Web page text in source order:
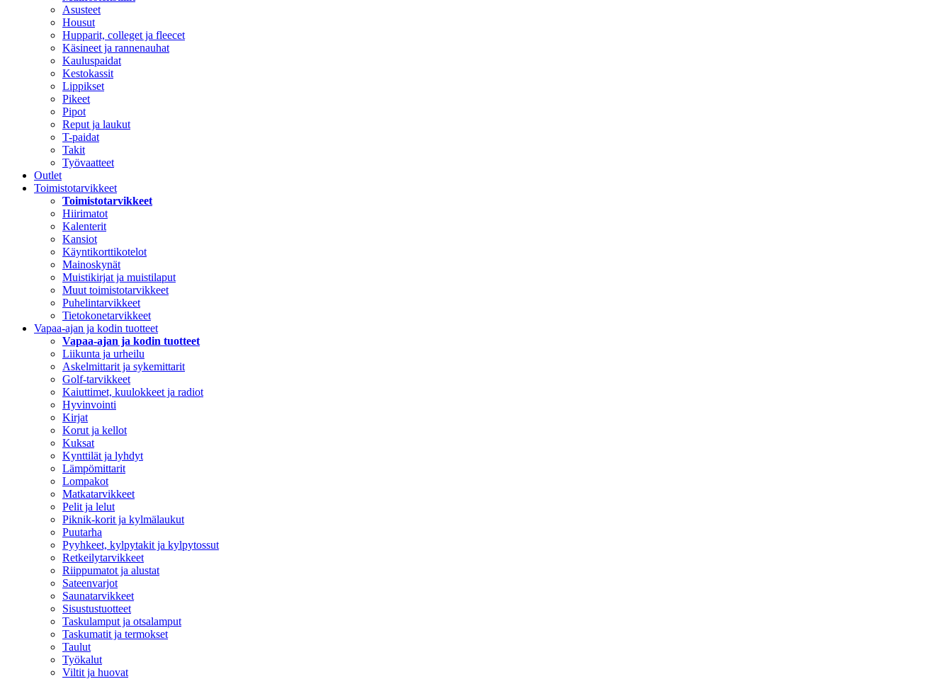
Asusteet
Housut
Hupparit, colleget ja fleecet
Käsineet ja rannenauhat
Kauluspaidat
Kestokassit
Lippikset
Pikeet
Pipot
Reput ja laukut
T-paidat
Takit
Työvaatteet
Outlet
Toimistotarvikkeet
Toimistotarvikkeet
Hiirimatot
Kalenterit
Kansiot
Käyntikorttikotelot
Mainoskynät
Muistikirjat ja muistilaput
Muut toimistotarvikkeet
Puhelintarvikkeet
Tietokonetarvikkeet
Vapaa-ajan ja kodin tuotteet
Vapaa-ajan ja kodin tuotteet
Liikunta ja urheilu
Askelmittarit ja sykemittarit
Golf-tarvikkeet
Kaiuttimet, kuulokkeet ja radiot
Hyvinvointi
Kirjat
Korut ja kellot
Kuksat
Kynttilät ja lyhdyt
Lämpömittarit
Lompakot
Matkatarvikkeet
Pelit ja lelut
Piknik-korit ja kylmälaukut
Puutarha
Pyyhkeet, kylpytakit ja kylpytossut
Retkeilytarvikkeet
Riippumatot ja alustat
Sateenvarjot
Saunatarvikkeet
Sisustustuotteet
Taskulamput ja otsalamput
Taskumatit ja termokset
Taulut
Työkalut
Viltit ja huovat